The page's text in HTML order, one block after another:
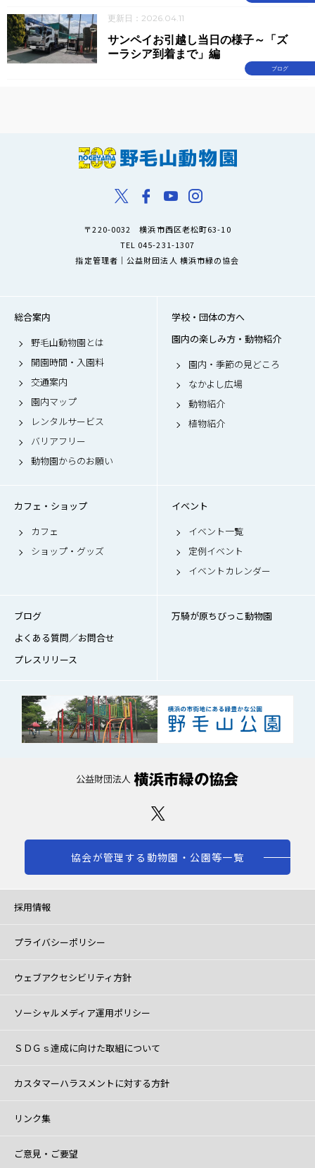
更新日：2026.04.11
ブログ
サンペイお引越し当日の様子～「ズ
ーラシア到着まで」編
〒220-0032 横浜市西区老松町63-10
TEL 045-231-1307
指定管理者｜公益財団法人 横浜市緑の協会
総合案内
野毛山動物園とは
開園時間・入園料
交通案内
園内マップ
レンタルサービス
バリアフリー
動物園からのお願い
学校・団体の方へ
園内の楽しみ方・動物紹介
園内・季節の見どころ
なかよし広場
動物紹介
植物紹介
カフェ・ショップ
カフェ
ショップ・グッズ
イベント
イベント一覧
定例イベント
イベントカレンダー
ブログ
よくある質問／お問合せ
プレスリリース
万騎が原ちびっこ動物園
協会が管理する動物園・公園等一覧
採用情報
プライバシーポリシー
ウェブアクセシビリティ方針
ソーシャルメディア運用ポリシー
ＳＤＧｓ達成に向けた取組について
カスタマーハラスメントに対する方針
リンク集
ご意見・ご要望